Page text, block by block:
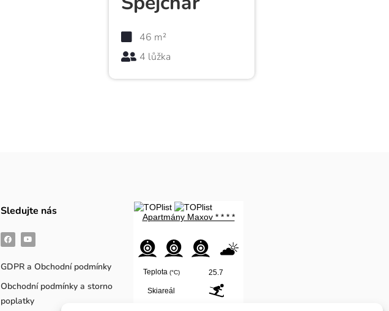
46 m²
4 lůžka
Sledujte nás
GDPR a Obchodní podmínky
Obchodní podmínky a storno
poplatky